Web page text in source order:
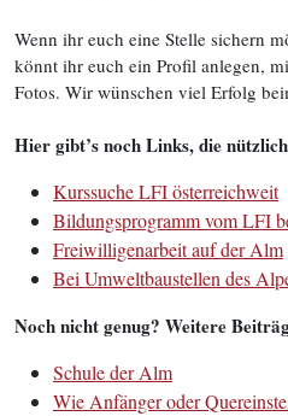
Wenn ihr euch eine Stelle sichern
könnt ihr euch ein Profil anlegen,
Fotos. Wir wünschen viel Erfolg
Hier gibt’s noch Links, die
Kurssuche LFI österreichweit
Bildungsprogramm vom LFI
Freiwilligenarbeit auf der Alm
Bei Umweltbaustellen des
Noch nicht genug? Weitere
Schule der Alm
Wie Anfänger oder